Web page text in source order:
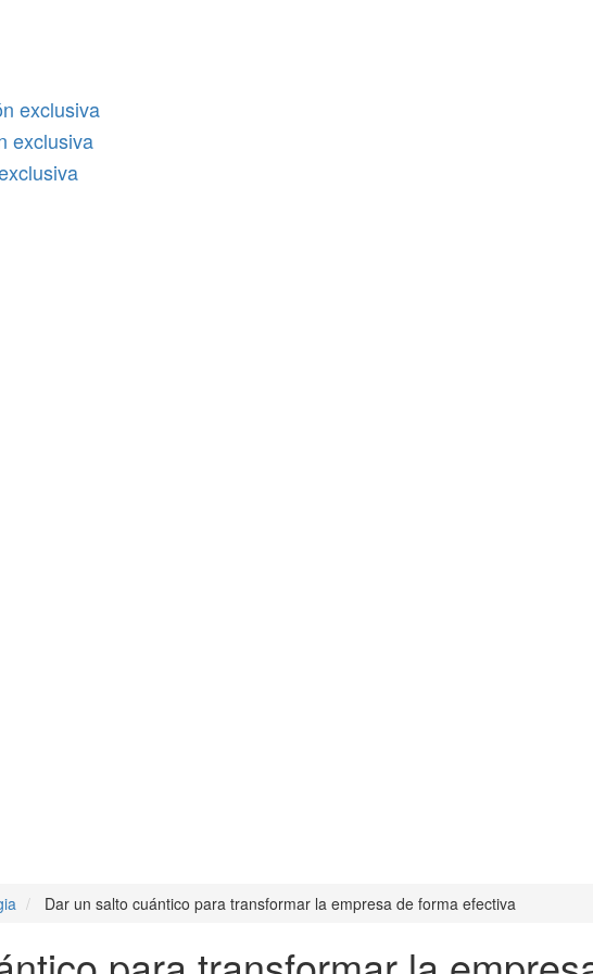
exclusiva
exclusiva
Dar un salto cuántico para transformar la empresa de forma efectiva